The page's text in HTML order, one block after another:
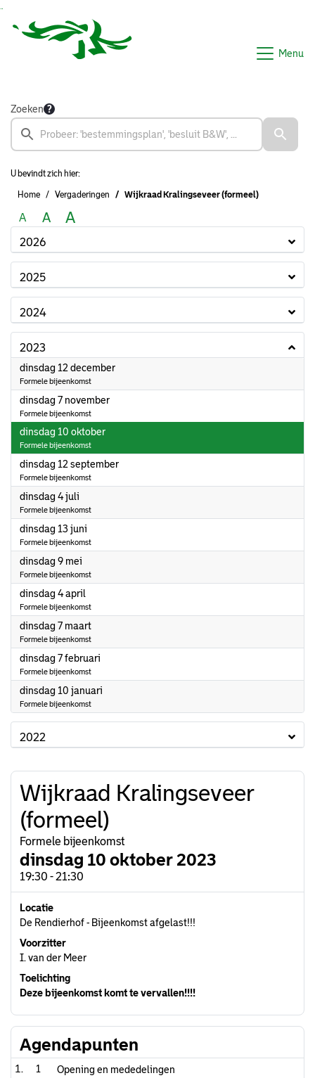
Menu
Zoeken
U bevindt zich hier:
Home Vergaderingen Wijkraad Kralingseveer (formeel)
A A A
2026
2025
2024
2023
dinsdag 12 december2023
Formele bijeenkomst
dinsdag 7 november2023
Formele bijeenkomst
dinsdag 10 oktober2023
Formele bijeenkomst
dinsdag 12 september2023
Formele bijeenkomst
dinsdag 4 juli
Formele bijeenkomst
dinsdag 13 juni
Formele bijeenkomst
dinsdag 9 mei
Formele bijeenkomst
dinsdag 4 april
Formele bijeenkomst
dinsdag 7 maart2023
Formele bijeenkomst
dinsdag 7 februari
Formele bijeenkomst
dinsdag 10 januari
Formele bijeenkomst
2022
Wijkraad Kralingseveer
(formeel)
Formele bijeenkomst
dinsdag 10 oktober 2023
19:30 - 21:30
Locatie
De Rendierhof - Bijeenkomst afgelast!!!
Voorzitter
I. van der Meer
Toelichting
Deze bijeenkomst komt te vervallen!!!!
Agendapunten
1 Opening en mededelingen